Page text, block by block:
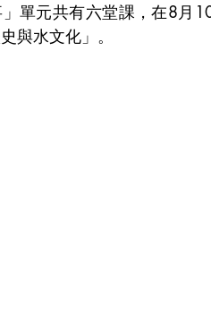
」單元共有六堂課，在8月
與水文化」。